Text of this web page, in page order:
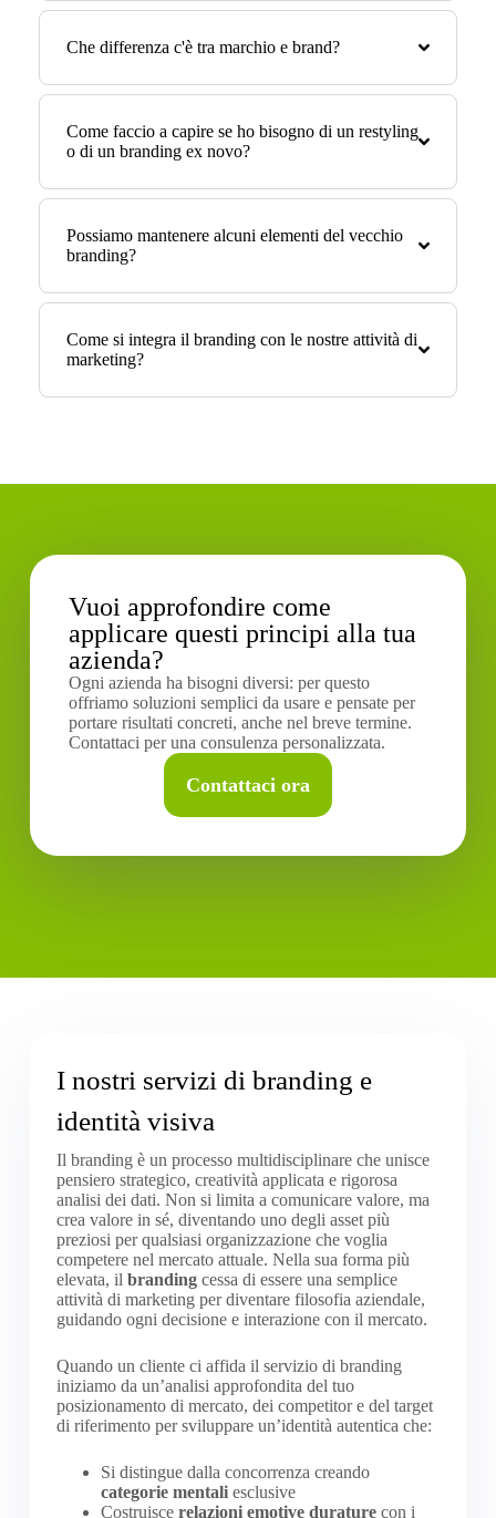
Che differenza c'è tra marchio e brand?
Come faccio a capire se ho bisogno di un restyling
o di un branding ex novo?
Possiamo mantenere alcuni elementi del vecchio
branding?
Come si integra il branding con le nostre attività di
marketing?
Vuoi approfondire come
applicare questi principi alla tua
azienda?
Ogni azienda ha bisogni diversi: per questo
offriamo soluzioni semplici da usare e pensate per
portare risultati concreti, anche nel breve termine.
Contattaci per una consulenza personalizzata.
Contattaci ora
I nostri servizi di branding e
identità visiva
Il branding è un processo multidisciplinare che unisce
pensiero strategico, creatività applicata e rigorosa
analisi dei dati. Non si limita a comunicare valore, ma
crea valore in sé, diventando uno degli asset più
preziosi per qualsiasi organizzazione che voglia
competere nel mercato attuale. Nella sua forma più
elevata, il brandingcessa di essere una semplice
attività di marketing per diventare filosofia aziendale,
guidando ogni decisione e interazione con il mercato.
Quando un cliente ci affida il servizio di branding
iniziamo da un’analisi approfondita del tuo
posizionamento di mercato, dei competitor e del target
di riferimento per sviluppare un’identità autentica che:
Si distingue dalla concorrenza creando
categorie mentaliesclusive
Costruisce relazioni emotive duraturecon i